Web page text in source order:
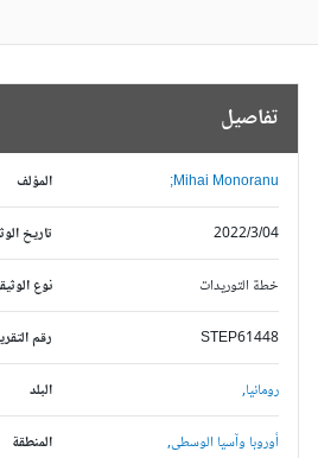
تفاصيل
المؤلف Mihai Monoranu;
تاريخ الوثيقة 2022/3/04
نوع الوثيقة خطة التوريدات
رقم التقرير STEP61448
البلد رومانيا,
المنطقة أوروبا وآسيا الوسطى,